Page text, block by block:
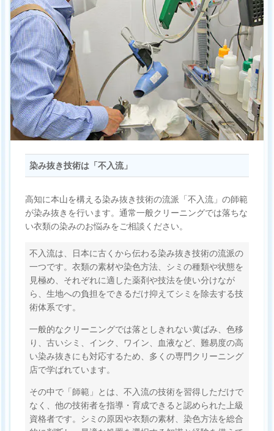
染み抜き技術は「不入流」
高知に本山を構える染み抜き技術の流派「不入流」の師範
が染み抜きを行います。通常一般クリーニングでは落ちな
い衣類の染みのお悩みをご相談ください。
不入流は、日本に古くから伝わる染み抜き技術の流派の
一つです。衣類の素材や染色方法、シミの種類や状態を
見極め、それぞれに適した薬剤や技法を使い分けなが
ら、生地への負担をできるだけ抑えてシミを除去する技
術体系です。
一般的なクリーニングでは落としきれない黄ばみ、色移
り、古いシミ、インク、ワイン、血液など、難易度の高
い染み抜きにも対応するため、多くの専門クリーニング
店で学ばれています。
その中で「師範」とは、不入流の技術を習得しただけで
なく、他の技術者を指導・育成できると認められた上級
資格者です。シミの原因や衣類の素材、染色方法を総合